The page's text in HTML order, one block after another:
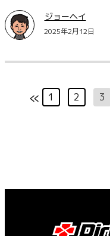
ジョーヘイ
2025年2月12日
« 1 2 3